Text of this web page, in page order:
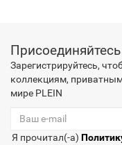
Зарегистрируйтесь,
коллекциям,
мире PLEIN
Я прочитал(-а)